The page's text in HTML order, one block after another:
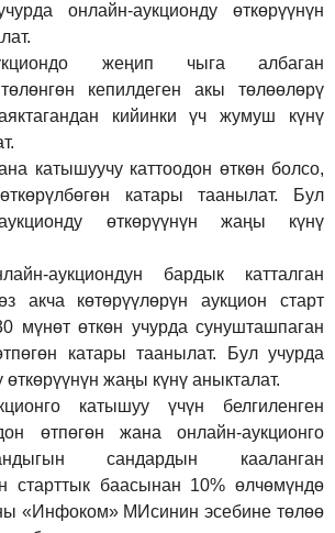
онлайн-аукционду өткөрүүнүн
жеңип чыга албаган
кепилдеген акы төлөөлөрү
кийинки үч жумуш күнү
катышуучу каттоодон өткөн болсо,
бөгөн катары таанылат.
Бул
өткөрүүнүн жаңы күнү
аукциондун бардык катталган
акча көтөрүүлөрүн аукцион старт
мүнөт өткөн учурда сунушташпаган
катары таанылат. Бул учурда
жаңы күнү аныкталат.
катышуу үчүн белгиленген
өтпөгөн жана онлайн-аукционго
сандардын кааланган
старттык баасынан 10% өлчөмүндө
«Инфоком» МИсинин эсебине төлөө